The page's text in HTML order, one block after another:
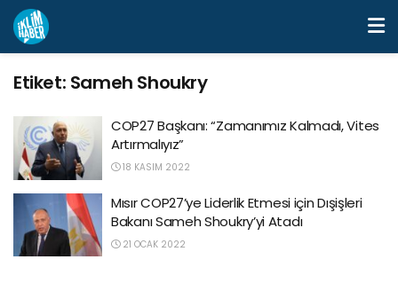
Etiket: Sameh Shoukry
COP27 Başkanı: “Zamanımız Kalmadı, Vites
Artırmalıyız”
18 KASIM 2022
Mısır COP27’ye Liderlik Etmesi için Dışişleri
Bakanı Sameh Shoukry’yi Atadı
21 OCAK 2022